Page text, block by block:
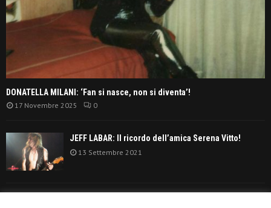
DONATELLA MILANI: ‘Fan si nasce, non si diventa’!
17 Novembre 2025 0
JEFF LABAR: Il ricordo dell’amica Serena Vitto!
13 Settembre 2021